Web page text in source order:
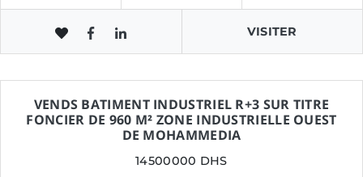
VISITER
VENDS BATIMENT INDUSTRIEL R+3 SUR TITRE
FONCIER DE 960 M² ZONE INDUSTRIELLE OUEST
DE MOHAMMEDIA
14500000 DHS